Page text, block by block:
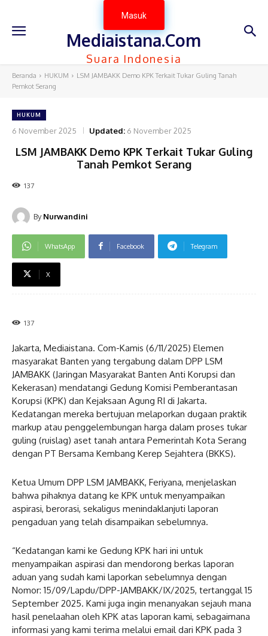
Masuk
Mediaistana.Com
Suara Indonesia
Beranda HUKUM
LSM JAMBAKK Demo KPK Terkait Tukar Guling Tanah
Pemkot Serang
HUKUM
6 November 2025 Updated: 6 November 2025
LSM JAMBAKK Demo KPK Terkait Tukar Guling
Tanah Pemkot Serang
137
By Nurwandini
WhatsApp Facebook Telegram
X
137
Jakarta, Mediaistana. Com-Kamis (6/11/2025) Elemen
masyarakat Banten yang tergabung dalam DPP LSM
JAMBAKK (Jaringan Masyarakat Banten Anti Korupsi dan
Kekerasan) mendatangi Gedung Komisi Pemberantasan
Korupsi (KPK) dan Kejaksaan Agung RI di Jakarta.
Kedatangan mereka bertujuan melaporkan dugaan praktik
markup atau penggelembungan harga dalam proses tukar
guling (ruislag) aset tanah antara Pemerintah Kota Serang
dengan PT Bersama Kembang Kerep Sejahtera (BKKS).
Ketua Umum DPP LSM JAMBAKK, Feriyana, menjelaskan
bahwa pihaknya datang ke KPK untuk menyampaikan
aspirasi, berorasi, sekaligus menindaklanjuti laporan
pengaduan yang telah disampaikan sebelumnya.
“Kedatangan kami ke Gedung KPK hari ini untuk
menyampaikan aspirasi dan mendorong berkas laporan
aduan yang sudah kami laporkan sebelumnya dengan
Nomor: 15/09/Lapdu/DPP-JAMBAKK/IX/2025, tertanggal 15
September 2025. Kami juga ingin menanyakan sejauh mana
hasil penelaahan oleh KPK atas laporan kami, sebagaimana
informasi yang kami terima melalui email dari KPK pada 3